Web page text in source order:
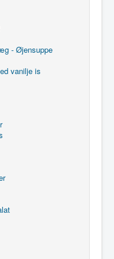
- Øjensuppe
vanilje is